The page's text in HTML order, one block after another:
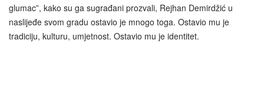
glumac”, kako su ga sugrađani prozvali, Rejhan Demirdžić u
naslijeđe svom gradu ostavio je mnogo toga. Ostavio mu je
tradiciju, kulturu, umjetnost. Ostavio mu je identitet.